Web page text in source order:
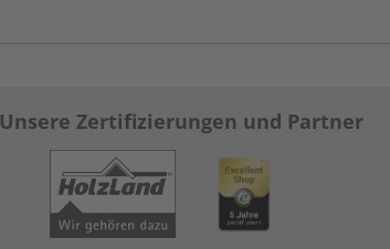
Unsere Zertifizierungen und Partner